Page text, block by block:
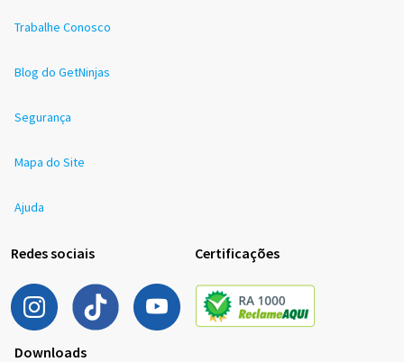
Trabalhe Conosco
Blog do GetNinjas
Segurança
Mapa do Site
Ajuda
Redes sociais Certificações
Downloads